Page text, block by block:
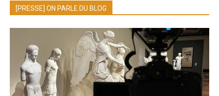
[PRESSE] ON PARLE DU BLOG